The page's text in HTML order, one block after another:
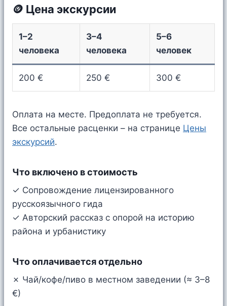
🪙 Цена экскурсии
1–2
человека
3–4
человека
5–6
человек
200 € 250 € 300 €
Оплата на месте. Предоплата не требуется.
Все остальные расценки – на странице Цены
экскурсий.
Что включено в стоимость
✓ Сопровождение лицензированного
русскоязычного гида
✓ Авторский рассказ с опорой на историю
района и урбанистику
Что оплачивается отдельно
✗ Чай/кофе/пиво в местном заведении (≈ 3–8
€)